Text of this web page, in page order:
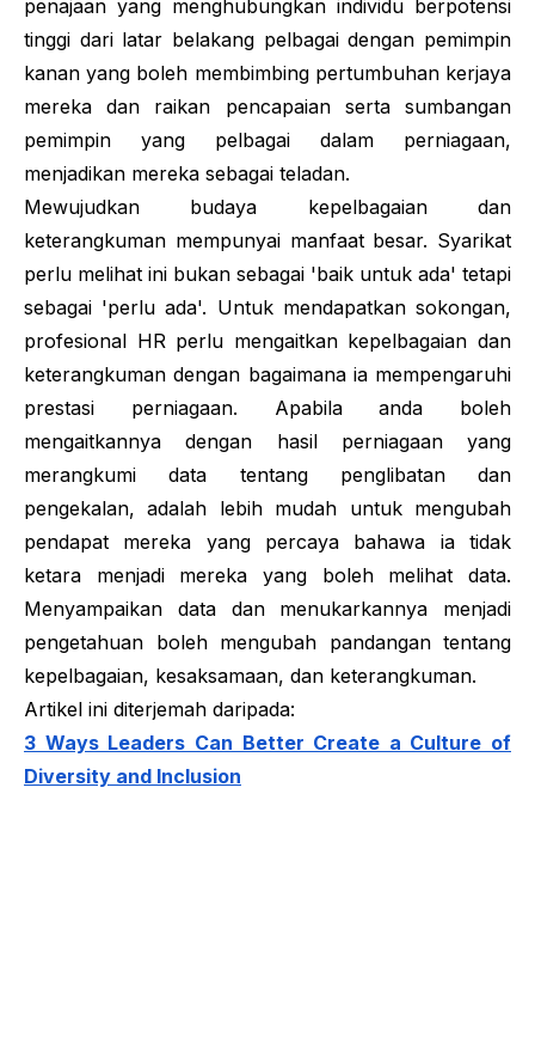
penajaan yang menghubungkan individu berpotensi
tinggi dari latar belakang pelbagai dengan pemimpin
kanan yang boleh membimbing pertumbuhan kerjaya
mereka dan raikan pencapaian serta sumbangan
pemimpin yang pelbagai dalam perniagaan,
menjadikan mereka sebagai teladan.
Mewujudkan budaya kepelbagaian dan
keterangkuman mempunyai manfaat besar. Syarikat
perlu melihat ini bukan sebagai 'baik untuk ada' tetapi
sebagai 'perlu ada'. Untuk mendapatkan sokongan,
profesional HR perlu mengaitkan kepelbagaian dan
keterangkuman dengan bagaimana ia mempengaruhi
prestasi perniagaan. Apabila anda boleh
mengaitkannya dengan hasil perniagaan yang
merangkumi data tentang penglibatan dan
pengekalan, adalah lebih mudah untuk mengubah
pendapat mereka yang percaya bahawa ia tidak
ketara menjadi mereka yang boleh melihat data.
Menyampaikan data dan menukarkannya menjadi
pengetahuan boleh mengubah pandangan tentang
kepelbagaian, kesaksamaan, dan keterangkuman.
Artikel ini diterjemah daripada:
3 Ways Leaders Can Better Create a Culture of
Diversity and Inclusion